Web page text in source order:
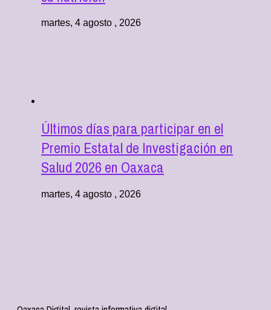
martes, 4 agosto , 2026
Últimos días para participar en el
Premio Estatal de Investigación en
Salud 2026 en Oaxaca
martes, 4 agosto , 2026